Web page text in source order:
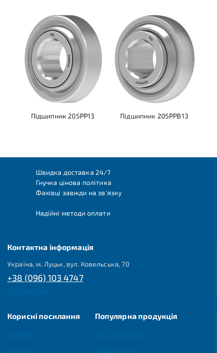
Підшипник 205PP13 Підшипник 205PPB13
Швидка доставка 24/7
Гнучка цінова політика
Фахівці завжди на зв'язку
Надійні методи оплати
Контактна інформація
Україна, м. Луцьк, вул. Ковельська, 70
+38 (096) 103 4747
Корисні посилання Популярна продукція